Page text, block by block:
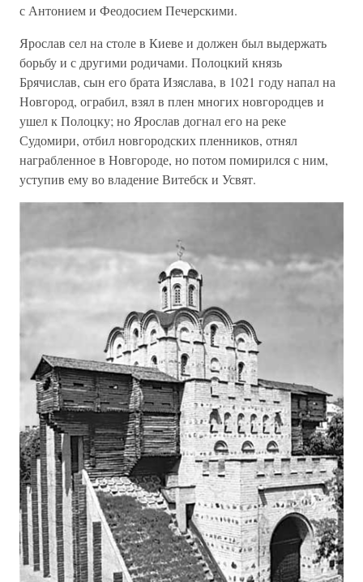
с Антонием и Феодосием Печерскими.
Ярослав сел на столе в Киеве и должен был выдержать
борьбу и с другими родичами. Полоцкий князь
Брячислав, сын его брата Изяслава, в 1021 году напал на
Новгород, ограбил, взял в плен многих новгородцев и
ушел к Полоцку; но Ярослав догнал его на реке
Судомири, отбил новгородских пленников, отнял
награбленное в Новгороде, но потом помирился с ним,
уступив ему во владение Витебск и Усвят.